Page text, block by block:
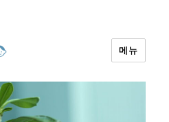
메뉴